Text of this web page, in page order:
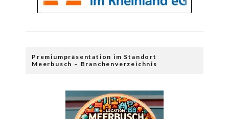
Premiumpräsentation im Standort
Meerbusch – Branchenverzeichnis